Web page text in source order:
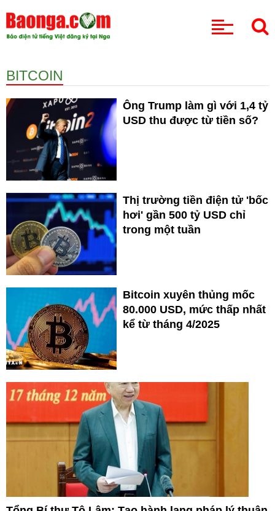
BITCOIN
Ông Trump làm gì với 1,4 tỷ
USD thu được từ tiền số?
Thị trường tiền điện tử 'bốc
hơi' gần 500 tỷ USD chỉ
trong một tuần
Bitcoin xuyên thủng mốc
80.000 USD, mức thấp nhất
kể từ tháng 4/2025